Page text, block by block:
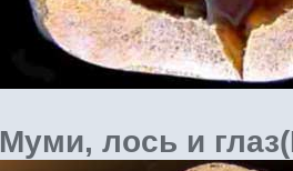
Муми, лось и